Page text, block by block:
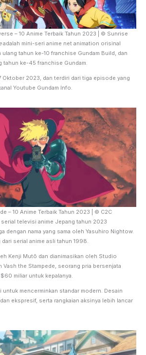
– 10 Anime Terbaik Tahun 2023 | © Sunrise
adalah mini-seri anime net animation orisinal
ulang tahun ke-10 franchise Gundam Build, dan
tahun ke-45 franchise Gundam.
Oktober 2023, dan terdiri dari tiga episode yang
Youtube Gundam Info.
– 10 Anime Terbaik Tahun 2023 | © C2C
televisi anime Jepang tahun 2023
dengan nama yang sama oleh Yasuhiro Nightow.
serial anime asli tahun 1998.
Kenji Mutō dan dianimasikan oleh Studio
Vash the Stampede, seorang pria bersenjata
miliar untuk kepalanya.
untuk mencerminkan standar modern. Desain
ekspresif, serta rangkaian aksinya lebih lancar